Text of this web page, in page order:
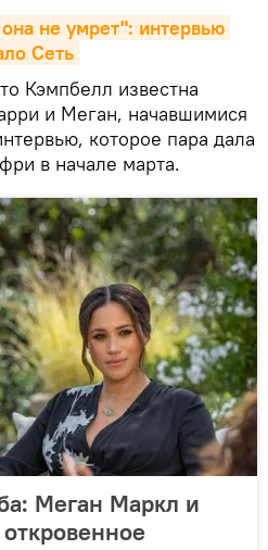
не умрет": интервью
Сеть
Кэмпбелл известна
и Меган, начавшимися
которое пара дала
в начале марта.
Меган Маркл и